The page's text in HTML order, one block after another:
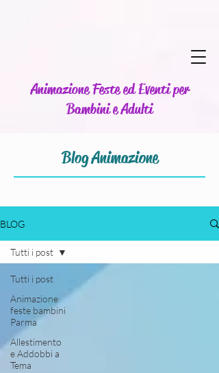
Animazione Feste ed Eventi per
Bambini e Adulti
Blog Animazione
BLOG
Tutti i post
Animazione
feste bambini
Parma
Allestimento
e Addobbi a
Tema
Tutti i post